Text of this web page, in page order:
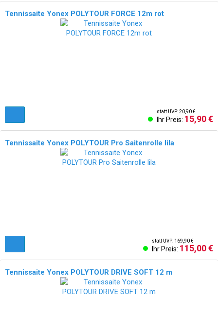
Tennissaite Yonex POLYTOUR FORCE 12m rot
statt UVP: 20,90 €
Ihr Preis: 15,90 €
Tennissaite Yonex POLYTOUR Pro Saitenrolle lila
statt UVP: 169,90 €
Ihr Preis: 115,00 €
Tennissaite Yonex POLYTOUR DRIVE SOFT 12 m